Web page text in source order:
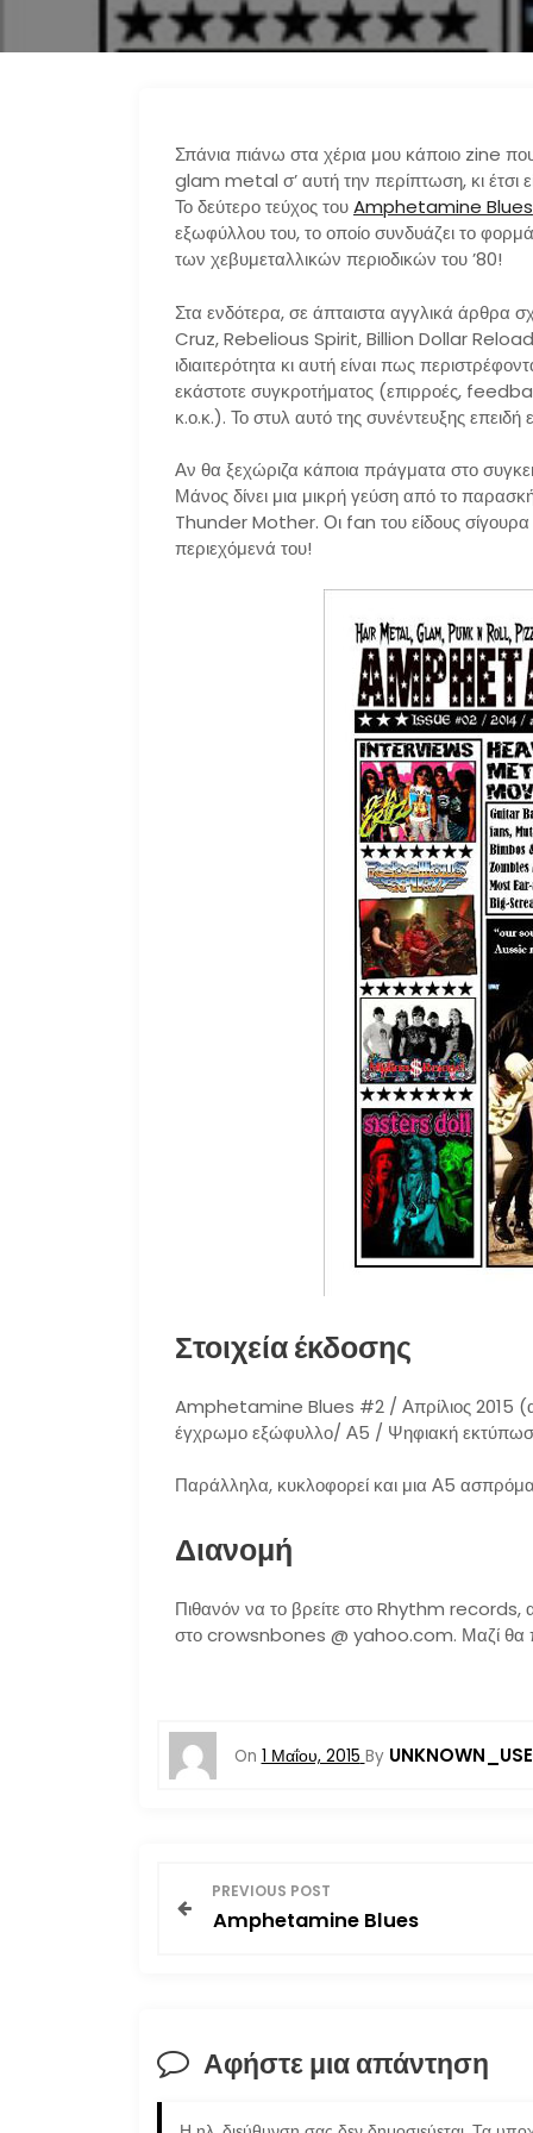
Σπάνια πιάνω στα χέρια μου κάποιο zine
glam metal σ’ αυτή την περίπτωση, κι έτσι
Το δεύτερο τεύχος τουAmphetamine Blues
εξωφύλλου του, το οποίο συνδυάζει το
των χεβυμεταλλικών περιοδικών του ’80!
Στα ενδότερα, σε άπταιστα αγγλικά άρθρα
Cruz, Rebelious Spirit, Billion Dollar Reload,
ιδιαιτερότητα κι αυτή είναι πως
εκάστοτε συγκροτήματος (επιρροές,
κ.ο.κ.). Το στυλ αυτό της συνέντευξης επειδή
Αν θα ξεχώριζα κάποια πράγματα στο
Μάνος δίνει μια μικρή γεύση από το
Thunder Mother. Οι fan του είδους
περιεχόμενά του!
Στοιχεία έκδοσης
Amphetamine Blues #2 / Απρίλιος 2015
έγχρωμο εξώφυλλο/ Α5 / Ψηφιακή
Παράλληλα, κυκλοφορεί και μια Α5
Διανομή
Πιθανόν να το βρείτε στο Rhythm records,
στο crowsnbones @ yahoo.com. Μαζί θα
On 1 Μαΐου, 2015 By
ή
γ
PREVIOUS POST
Amphetamine Blues
Αφήστε μια απάντηση